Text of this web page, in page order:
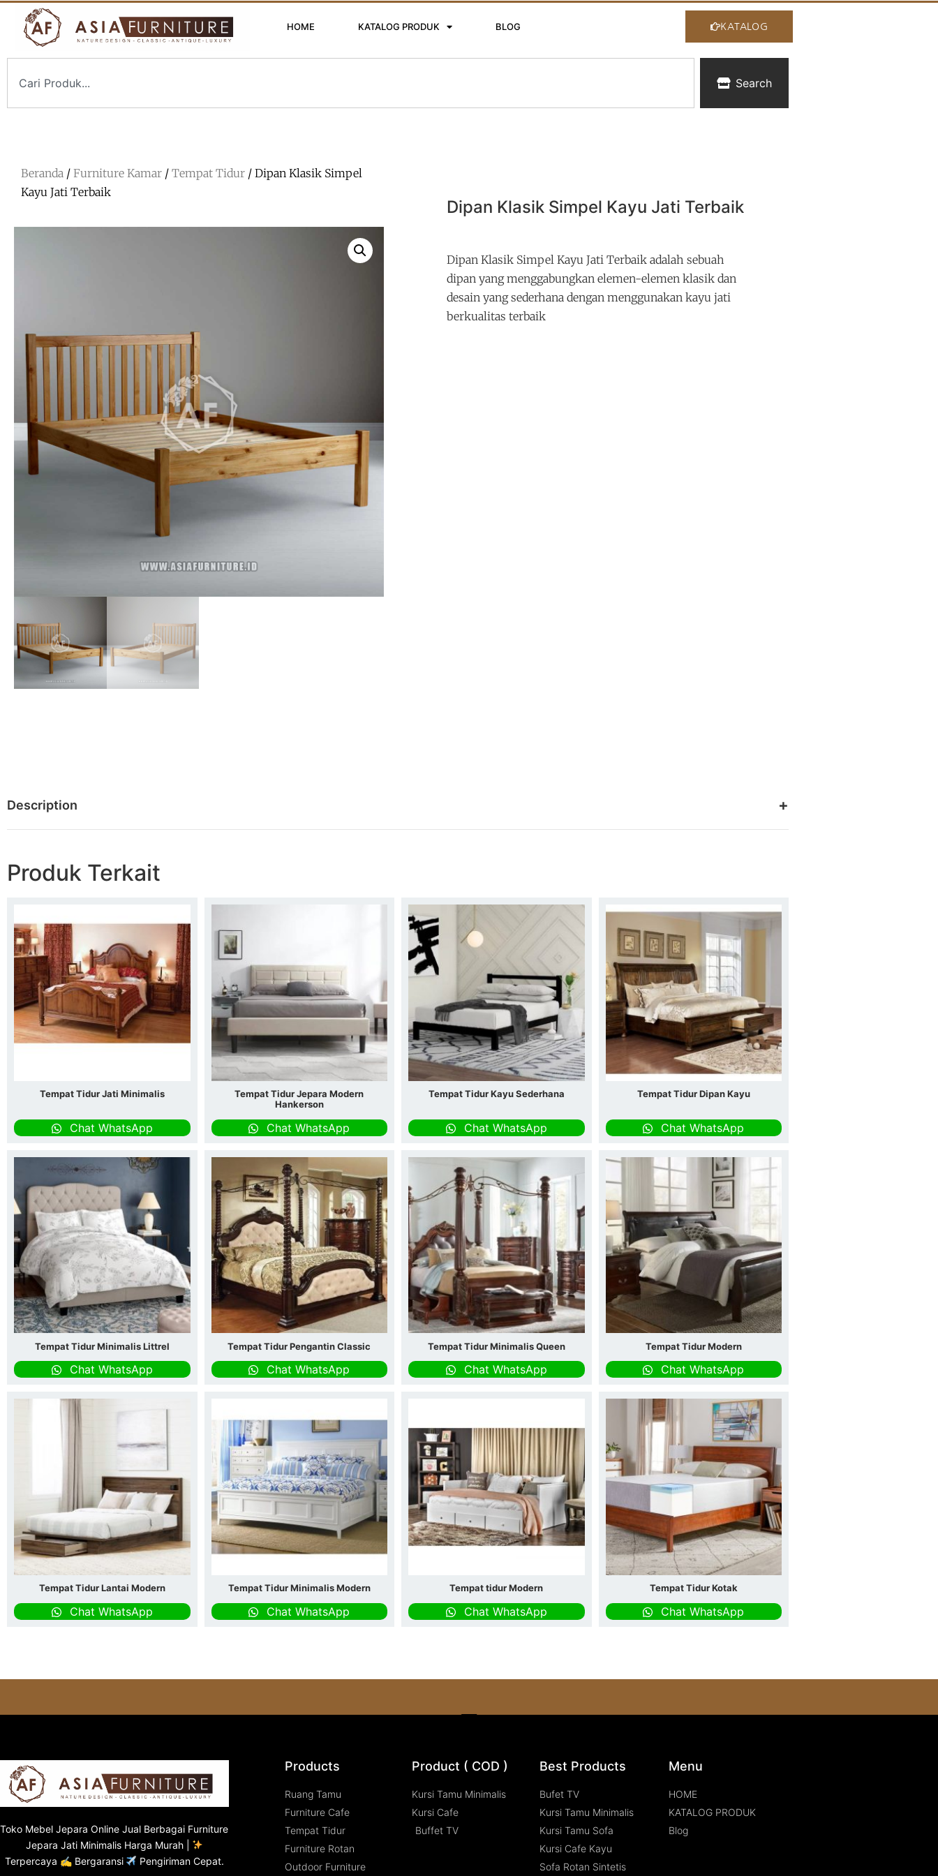
HOME KATALOG PRODUK BLOG KATALOG
Search
Beranda / Furniture Kamar / Tempat Tidur / Dipan Klasik Simpel
Kayu Jati Terbaik
Dipan Klasik Simpel Kayu Jati Terbaik
Dipan Klasik Simpel Kayu Jati Terbaik adalah sebuah
dipan yang menggabungkan elemen-elemen klasik dan
desain yang sederhana dengan menggunakan kayu jati
berkualitas terbaik
Description
Produk Terkait
Tempat Tidur Jati Minimalis
Chat WhatsApp
Tempat Tidur Jepara Modern
Hankerson
Chat WhatsApp
Tempat Tidur Kayu Sederhana
Chat WhatsApp
Tempat Tidur Dipan Kayu
Chat WhatsApp
Tempat Tidur Minimalis Littrel
Chat WhatsApp
Tempat Tidur Pengantin Classic
Chat WhatsApp
Tempat Tidur Minimalis Queen
Chat WhatsApp
Tempat Tidur Modern
Chat WhatsApp
Tempat Tidur Lantai Modern
Chat WhatsApp
Tempat Tidur Minimalis Modern
Chat WhatsApp
Tempat tidur Modern
Chat WhatsApp
Tempat Tidur Kotak
Chat WhatsApp
Toko Mebel Jepara Online Jual Berbagai Furniture
Jepara Jati Minimalis Harga Murah |
Terpercaya ✍ Bergaransi
Pengiriman Cepat.
Products
Ruang Tamu
Furniture Cafe
Tempat Tidur
Furniture Rotan
Outdoor Furniture
Product ( COD )
Kursi Tamu Minimalis
Kursi Cafe
Buffet TV
Best Products
Bufet TV
Kursi Tamu Minimalis
Kursi Tamu Sofa
Kursi Cafe Kayu
Sofa Rotan Sintetis
Menu
HOME
KATALOG PRODUK
Blog